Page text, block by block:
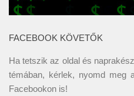
FACEBOOK KÖVETŐK
Ha tetszik az oldal és
témában, kérlek, nyomd meg
Facebookon is!